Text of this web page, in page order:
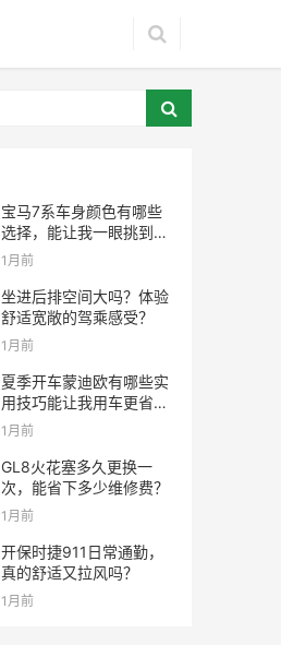
宝马7系车身颜色有哪些
选择，能让我一眼挑到心
仪的？？
1月前
坐进后排空间大吗？体验
舒适宽敞的驾乘感受？
1月前
夏季开车蒙迪欧有哪些实
用技巧能让我用车更省
心？
1月前
GL8火花塞多久更换一
次，能省下多少维修费？
1月前
开保时捷911日常通勤，
真的舒适又拉风吗？
1月前